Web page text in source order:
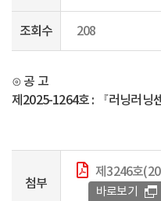
조회수 208
⊙ 공 고
제2025-1264호 : 『러닝러닝
첨부
제3246호
바로보기